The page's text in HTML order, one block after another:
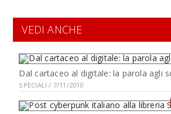
VEDI ANCHE
Dal cartaceo al digitale: la parola agli
SPECIALI / 7/11/2010